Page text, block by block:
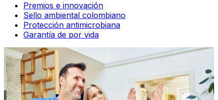
Premios e innovación
Sello ambiental colombiano
Protección antimicrobiana
Garantía de por vida